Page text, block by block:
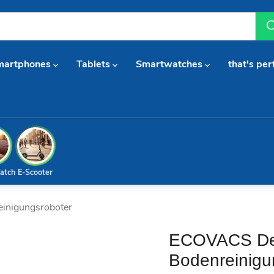
Tablets Smartwatches that's
E-Scooter
ECOVACS